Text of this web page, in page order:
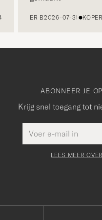
2026-07-31 KOPER
ABONNEER JE
Krijg snel toegang tot
mailadres
Dit veld
moet
LEES MEER